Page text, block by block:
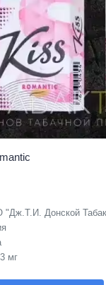
Донской
3 мг